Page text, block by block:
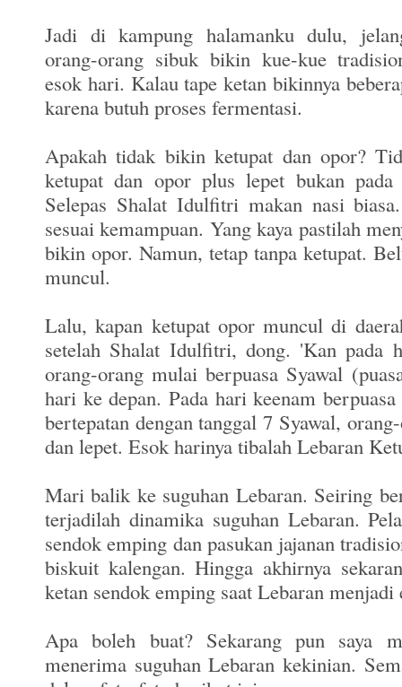
Jadi di kampung halamanku dulu,
orang-orang sibuk bikin kue-kue
esok hari. Kalau tape ketan bikinnya
karena butuh proses fermentasi.
Apakah tidak bikin ketupat dan opor?
ketupat dan opor plus lepet bukan
Selepas Shalat Idulfitri makan nasi
sesuai kemampuan. Yang kaya pastilah
bikin opor. Namun, tetap tanpa ketupat.
muncul.
Lalu, kapan ketupat opor muncul di
setelah Shalat Idulfitri, dong. 'Kan pada
orang-orang mulai berpuasa Syawal
hari ke depan. Pada hari keenam
bertepatan dengan tanggal 7 Syawal,
dan lepet. Esok harinya tibalah Lebaran
Mari balik ke suguhan Lebaran. Seiring
terjadilah dinamika suguhan Lebaran.
sendok emping dan pasukan jajanan
biskuit kalengan. Hingga akhirnya
ketan sendok emping saat Lebaran
Apa boleh buat? Sekarang pun saya
menerima suguhan Lebaran kekinian.